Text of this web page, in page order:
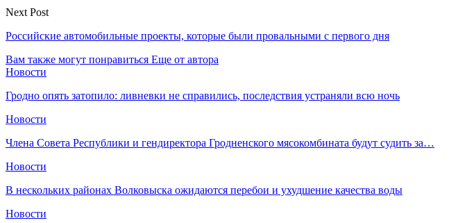
Next Post
Российские автомобильные проекты, которые были провальными с первого дня
Вам также могут понравиться Еще от автора
Новости
Гродно опять затопило: ливневки не справились, последствия устраняли всю ночь
Новости
Члена Совета Республики и гендиректора Гродненского мясокомбината будут судить за…
Новости
В нескольких районах Волковыска ожидаются перебои и ухудшение качества воды
Новости